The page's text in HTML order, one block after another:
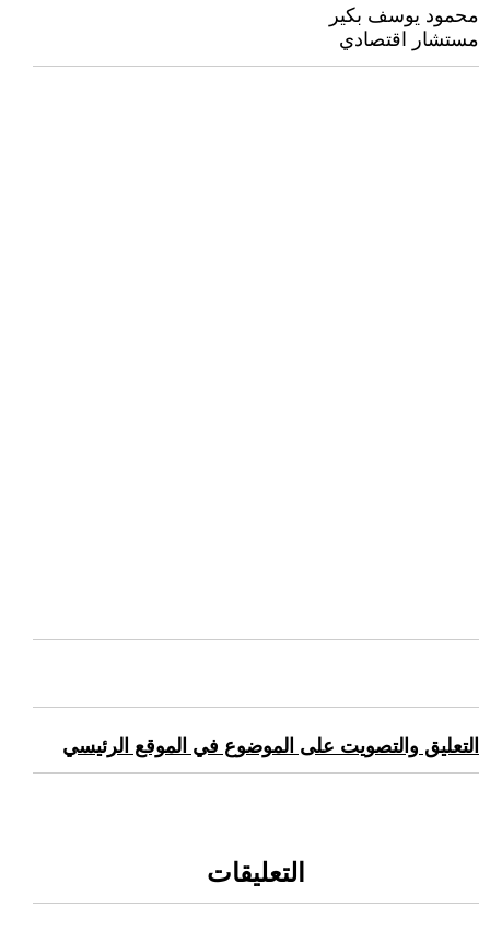
‏‏‏محمود يوسف بكير
مستشار اقتصادي
التعليق والتصويت على الموضوع في الموقع الرئيسي
التعليقات